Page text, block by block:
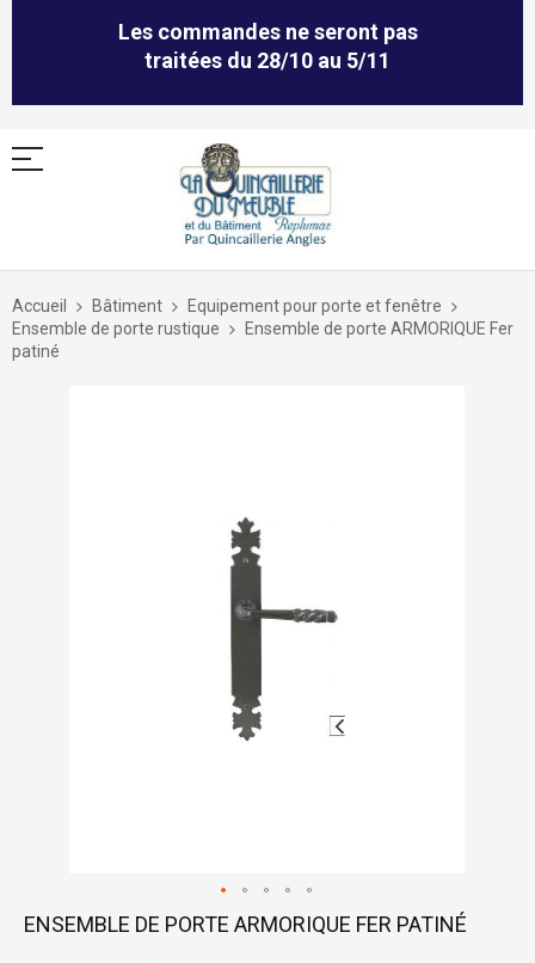
Les commandes ne seront pas
traitées du 28/10 au 5/11
Allez
contenu
Accueil Bâtiment
Equipement pour porte et fenêtre
Ensemble de porte rustique
Ensemble de porte ARMORIQUE Fer
patiné
Skip
ENSEMBLE DE PORTE ARMORIQUE FER PATINÉ